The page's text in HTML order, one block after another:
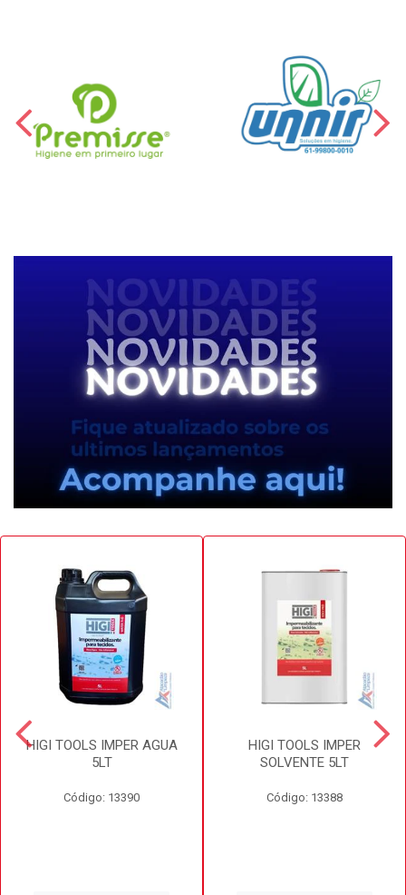
HIGI TOOLS IMPER AGUA
5LT
Código: 13390
HIGI TOOLS IMPER
SOLVENTE 5LT
Código: 13388